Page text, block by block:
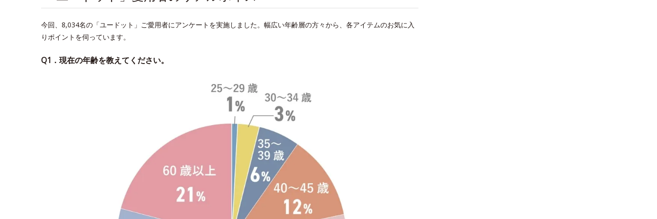
今回、8,034名の「ユードット」ご愛用者にアンケートを実施しました。幅広い年齢層の方々から、各アイテムのお気に入
りポイントを伺っています。
Q1．現在の年齢を教えてください。